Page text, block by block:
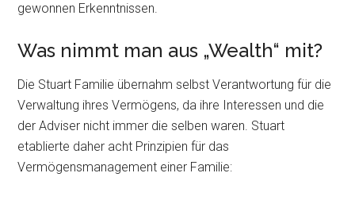
gewonnen Erkenntnissen.
Was nimmt man aus „Wealth“ mit?
Die Stuart Familie übernahm selbst Verantwortung für die
Verwaltung ihres Vermögens, da ihre Interessen und die
der Adviser nicht immer die selben waren. Stuart
etablierte daher acht Prinzipien für das
Vermögensmanagement einer Familie: